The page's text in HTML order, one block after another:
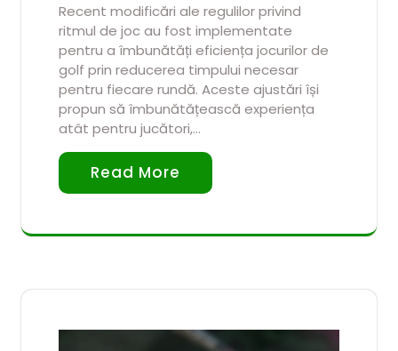
Recent modificări ale regulilor privind
ritmul de joc au fost implementate
pentru a îmbunătăți eficiența jocurilor de
golf prin reducerea timpului necesar
pentru fiecare rundă. Aceste ajustări își
propun să îmbunătățească experiența
atât pentru jucători,…
Read More